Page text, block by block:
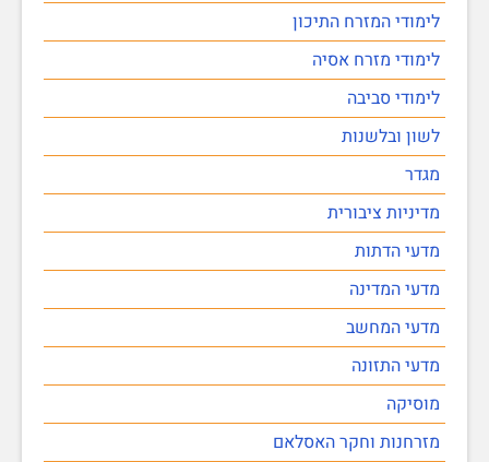
לימודי המזרח התיכון
לימודי מזרח אסיה
לימודי סביבה
לשון ובלשנות
מגדר
מדיניות ציבורית
מדעי הדתות
מדעי המדינה
מדעי המחשב
מדעי התזונה
מוסיקה
מזרחנות וחקר האסלאם